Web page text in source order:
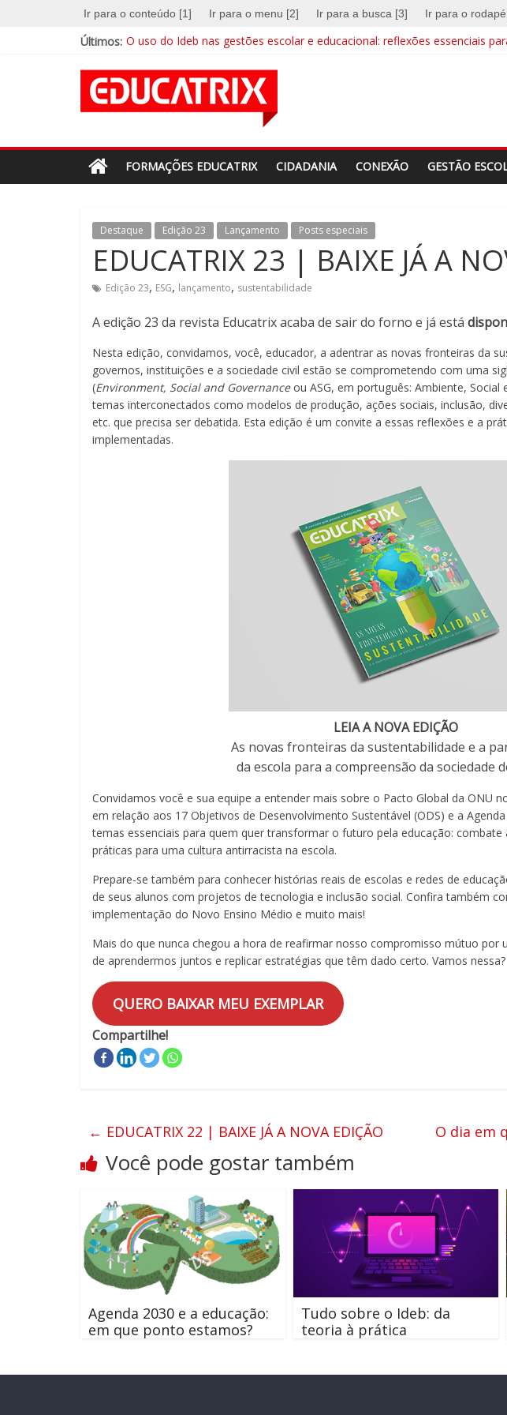
Ir para o conteúdo [1] Ir para o menu [2] Ir para a busca [3] Ir para o
Últimos: O uso do Ideb nas gestões escolar e educacional: reflexões essenciais
EDUCATRIX 28 | Baixe já a nova edição
Mentalidades matemáticas: a abordagem que quebra barreiras
Educação integral cresce no país e busca sua identidade
Revista
Educatrix
–
Editora
Moderna
Estamos
em
constante
transformação.
Novas
metodologias
tecnologias
estão
papel
transformador
escola
para
expandir
perspectivas
acompanhar
realizações
dos
alunos.
da
FORMAÇÕES EDUCATRIX CIDADANIA CONEXÃO GESTÃO
Destaque Edição 23 Lançamento Posts especiais
EDUCATRIX 23 | BAIXE JÁ A
Edição 23, ESG, lançamento, sustentabilidade
A edição 23 da revista Educatrix acaba de sair do forno e já está
Nesta edição, convidamos, você, educador, a adentrar as novas fronteiras da
governos, instituições e a sociedade civil estão se comprometendo com uma
(Environment, Social and Governanceou ASG, em português: Ambiente, Social
temas interconectados como modelos de produção, ações sociais, inclusão,
etc. que precisa ser debatida. Esta edição é um convite a essas reflexões e a
implementadas.
LEIA A NOVA EDIÇÃO
As novas fronteiras da sustentabilidade e a
da escola para a compreensão da sociedade
Convidamos você e sua equipe a entender mais sobre o Pacto Global da ONU
em relação aos 17 Objetivos de Desenvolvimento Sustentável (ODS) e a
temas essenciais para quem quer transformar o futuro pela educação: combate
práticas para uma cultura antirracista na escola.
Prepare-se também para conhecer histórias reais de escolas e redes de
de seus alunos com projetos de tecnologia e inclusão social. Confira também
implementação do Novo Ensino Médio e muito mais!
Mais do que nunca chegou a hora de reafirmar nosso compromisso mútuo por
de aprendermos juntos e replicar estratégias que têm dado certo. Vamos nessa?
QUERO BAIXAR MEU EXEMPLAR
Compartilhe!
← EDUCATRIX 22 | BAIXE JÁ A NOVA EDIÇÃO O dia em
Você pode gostar também
Agenda 2030 e a educação:
em que ponto estamos?
Tudo sobre o Ideb: da
teoria à prática